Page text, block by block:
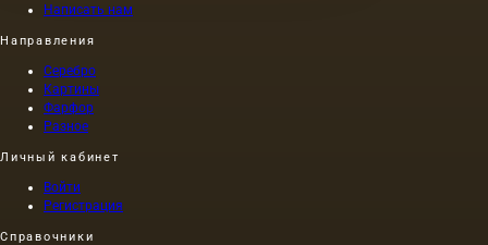
Написать нам
Направления
Серебро
Картины
Фарфор
Разное
Личный кабинет
Войти
Регистрация
Справочники